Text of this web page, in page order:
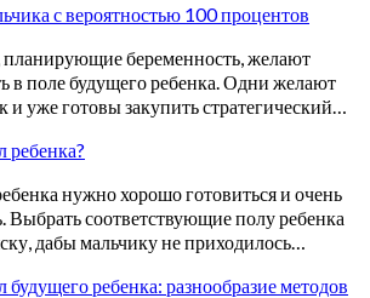
с вероятностью 100 процентов
беременность, желают
в поле будущего ребенка. Одни желают
и уже готовы закупить стратегический…
ребенка?
нужно хорошо готовиться и очень
Выбрать соответствующие полу ребенка
дабы мальчику не приходилось…
будущего ребенка: разнообразие методов